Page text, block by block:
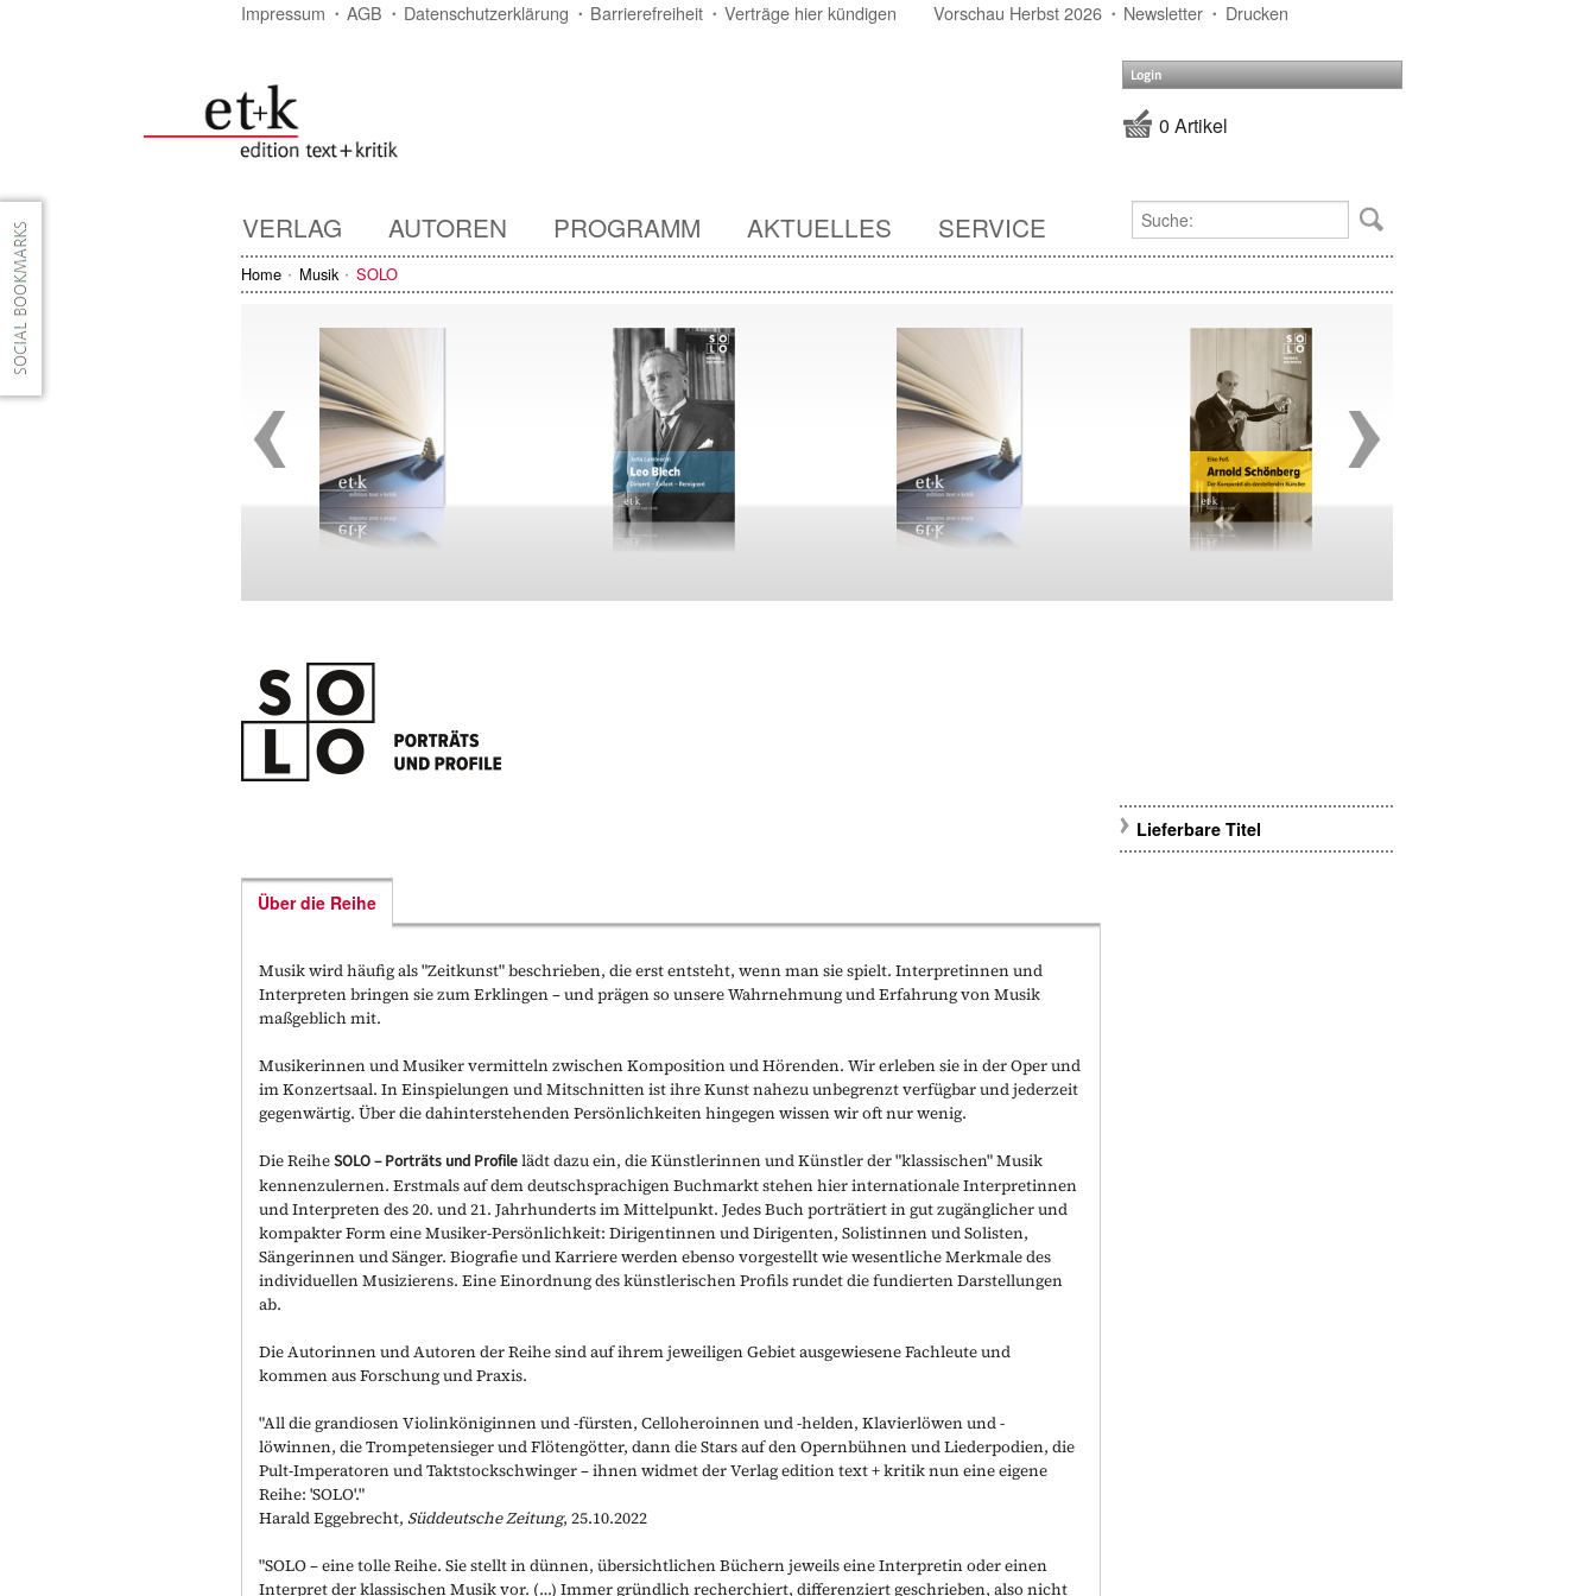
Impressum AGB Datenschutzerklärung Barrierefreiheit Verträge hier kündigen Vorschau Herbst 2026 Newsletter Drucken
Login
0 Artikel
VERLAG AUTOREN PROGRAMM AKTUELLES SERVICE
Home Musik SOLO
Lieferbare Titel
Über die Reihe
Musik wird häufig als "Zeitkunst" beschrieben, die erst entsteht, wenn man sie spielt. Interpretinnen und
Interpreten bringen sie zum Erklingen – und prägen so unsere Wahrnehmung und Erfahrung von Musik
maßgeblich mit.
Musikerinnen und Musiker vermitteln zwischen Komposition und Hörenden. Wir erleben sie in der Oper und
im Konzertsaal. In Einspielungen und Mitschnitten ist ihre Kunst nahezu unbegrenzt verfügbar und jederzeit
gegenwärtig. Über die dahinterstehenden Persönlichkeiten hingegen wissen wir oft nur wenig.
Die ReiheSOLO–Porträts und Profilelädt dazu ein, die Künstlerinnen und Künstler der "klassischen" Musik
kennenzulernen. Erstmals auf dem deutschsprachigen Buchmarkt stehen hier internationale Interpretinnen
und Interpreten des 20. und 21. Jahrhunderts im Mittelpunkt. Jedes Buch porträtiert in gut zugänglicher und
kompakter Form eine Musiker-Persönlichkeit: Dirigentinnen und Dirigenten, Solistinnen und Solisten,
Sängerinnen und Sänger. Biografie und Karriere werden ebenso vorgestellt wie wesentliche Merkmale des
individuellen Musizierens. Eine Einordnung des künstlerischen Profils rundet die fundierten Darstellungen
ab.
Die Autorinnen und Autoren der Reihe sind auf ihrem jeweiligen Gebiet ausgewiesene Fachleute und
kommen aus Forschung und Praxis.
"All die grandiosen Violinköniginnen und -fürsten, Celloheroinnen und -helden, Klavierlöwen und -
löwinnen, die Trompetensieger und Flötengötter, dann die Stars auf den Opernbühnen und Liederpodien, die
Pult-Imperatoren und Taktstockschwinger–ihnen widmet der Verlag edition text + kritik nun eine eigene
Reihe: 'SOLO'."
Harald Eggebrecht,Süddeutsche Zeitung, 25.10.2022
"SOLO – eine tolle Reihe. Sie stellt in dünnen, übersichtlichen Büchern jeweils eine Interpretin oder einen
Interpret der klassischen Musik vor. (…) Immer gründlich recherchiert, differenziert geschrieben, also nicht